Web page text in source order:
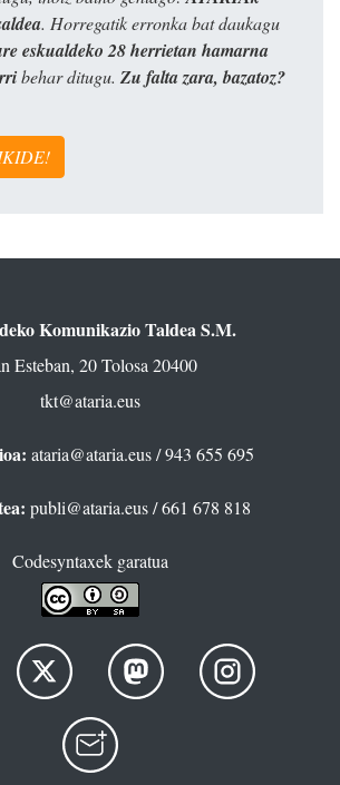
. Horregatik erronka bat daukagu
eskualdeko 28 herrietan hamarna
behar ditugu. Zu falta zara, bazatoz?
Komunikazio Taldea S.M.
Esteban, 20 Tolosa 20400
tkt@ataria.eus
ataria@ataria.eus/ 943 655 695
publi@ataria.eus/ 661 678 818
Codesyntaxek garatua